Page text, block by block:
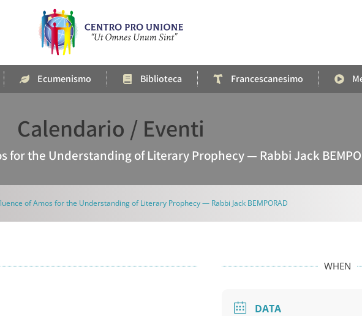
Ecumenismo Biblioteca Francescanesimo
Calendario / Eventi
for the Understanding of Literary Prophecy — Rabbi Jack
of Amos for the Understanding of Literary Prophecy — Rabbi Jack BEMPORAD
WHEN
DATA